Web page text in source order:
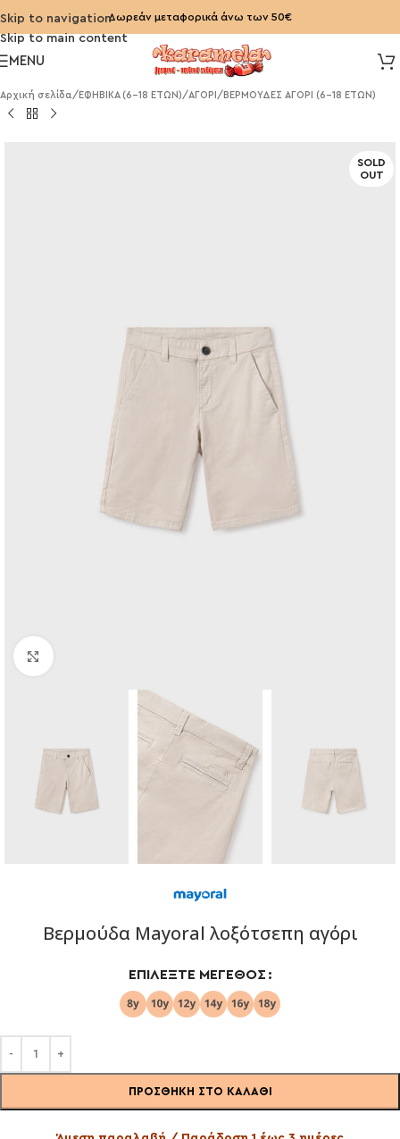
Skip to navigation
Skip to main content
Δωρεάν μεταφορικά άνω των 50€
MENU
Αρχική σελίδα/ ΕΦΗΒΙΚΑ (6-18 ΕΤΩΝ)/ΑΓΟΡΙ / ΒΕΡΜΟΥΔΕΣ ΑΓΟΡΙ (6-18 ΕΤΩΝ)
SOLD
OUT
Βερμούδα Mayoral λοξότσεπη αγόρι
ΕΠΙΛΈΞΤΕ ΜΈΓΕΘΟΣ
ΠΡΟΣΘΉΚΗ ΣΤΟ ΚΑΛΆΘΙ